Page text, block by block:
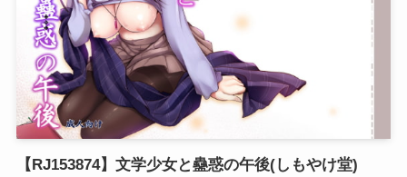
【RJ153874】文学少女と蠱惑の午後(しもやけ堂)